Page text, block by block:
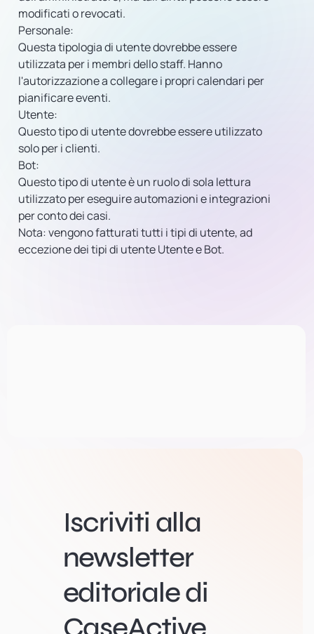
modificati o revocati.
Personale:
Questa tipologia di utente dovrebbe essere
utilizzata per i membri dello staff. Hanno
l'autorizzazione a collegare i propri calendari per
pianificare eventi.
Utente:
Questo tipo di utente dovrebbe essere utilizzato
solo per i clienti.
Bot:
Questo tipo di utente è un ruolo di sola lettura
utilizzato per eseguire automazioni e integrazioni
per conto dei casi.
Nota:vengono fatturati tutti i tipi di utente, ad
eccezione dei tipi di utente Utente e Bot.
Iscriviti alla
newsletter
editoriale di